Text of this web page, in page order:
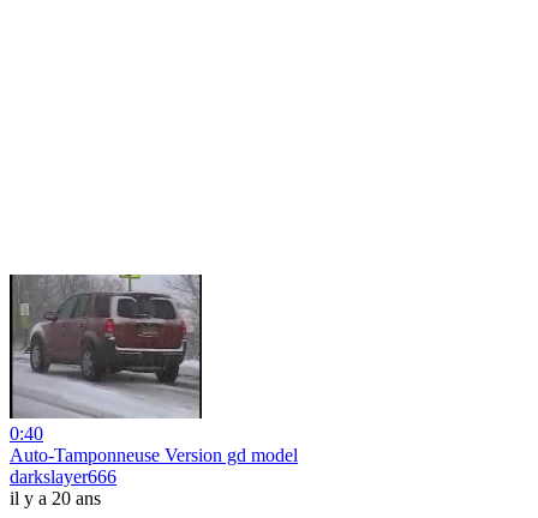
0:40
Auto-Tamponneuse Version gd model
darkslayer666
il y a 20 ans